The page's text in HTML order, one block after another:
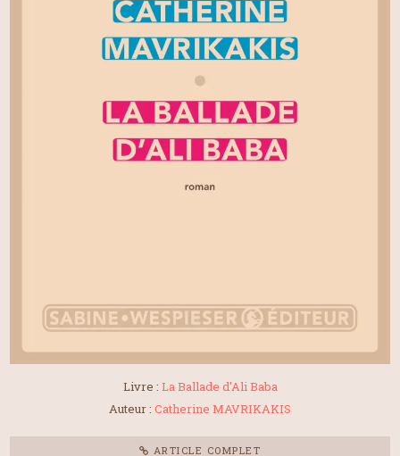
Livre : La Ballade d'Ali Baba
Auteur : Catherine MAVRIKAKIS
ARTICLE COMPLET